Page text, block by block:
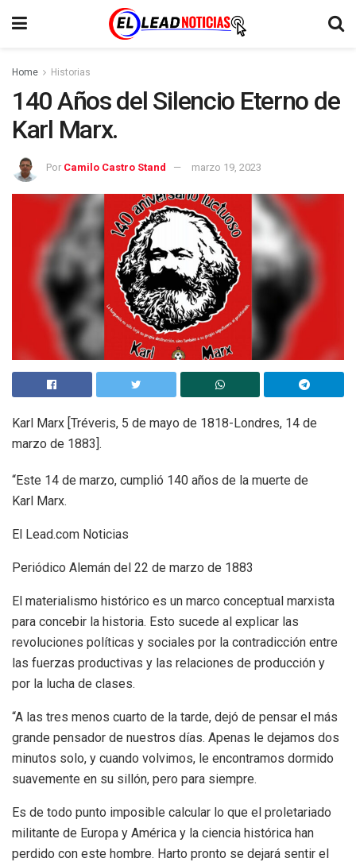
Home Historias
140 Años del Silencio Eterno de
Karl Marx.
Por Camilo Castro Stand marzo 19, 2023
Karl Marx [Tréveris, 5 de mayo de 1818-Londres, 14 de
marzo de 1883].
“Este 14 de marzo, cumplió 140 años de la muerte de
Karl Marx.
El Lead.com Noticias
Periódico Alemán del 22 de marzo de 1883
El materialismo histórico es un marco conceptual marxista
para concebir la historia. Esto sucede al explicar las
revoluciones políticas y sociales por la contradicción entre
las fuerzas productivas y las relaciones de producción y
por la lucha de clases.
“A las tres menos cuarto de la tarde, dejó de pensar el más
grande pensador de nuestros días. Apenas le dejamos dos
minutos solo, y cuando volvimos, le encontramos dormido
suavemente en su sillón, pero para siempre.
Es de todo punto imposible calcular lo que el proletariado
militante de Europa y América y la ciencia histórica han
perdido con este hombre. Harto pronto se dejará sentir el